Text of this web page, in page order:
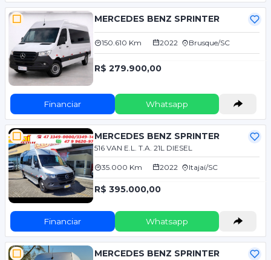
MERCEDES BENZ SPRINTER
150.610 Km 2022 Brusque/SC
R$ 279.900,00
Financiar Whatsapp
MERCEDES BENZ SPRINTER
516 VAN E.L. T.A. 21L DIESEL
35.000 Km 2022 Itajaí/SC
R$ 395.000,00
Financiar Whatsapp
MERCEDES BENZ SPRINTER